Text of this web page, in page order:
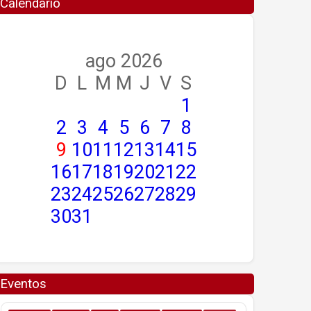
Calendario
ago 2026
D L M M J V S
1
2 3 4 5 6 7 8
9 1011 12131415
16171819202122
23242526272829
3031
Eventos